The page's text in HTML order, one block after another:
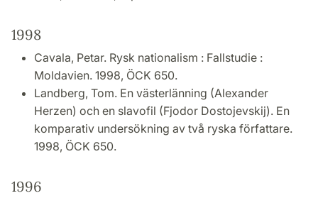
1998
Cavala, Petar. Rysk nationalism : Fallstudie :
Moldavien. 1998, ÖCK 650.
Landberg, Tom. En västerlänning (Alexander
Herzen) och en slavofil (Fjodor Dostojevskij). En
komparativ undersökning av två ryska författare.
1998, ÖCK 650.
1996